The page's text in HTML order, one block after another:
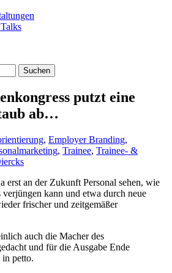
putzt eine
ab…
, Employer Branding,
, Trainee, Trainee- &
erst an der Zukunft Personal sehen, wie
verjüngen kann und etwa durch neue
frischer und zeitgemäßer
auch die Macher des
und für die Ausgabe Ende
in petto.